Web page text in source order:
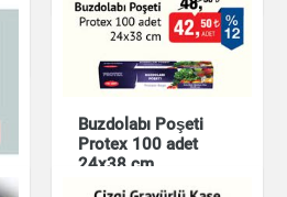
Buzdolabı Poşeti
Protex 100 adet
24x38 cm